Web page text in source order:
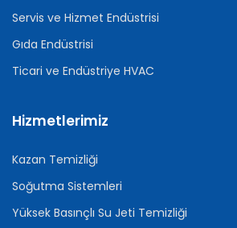
Servis ve Hizmet Endüstrisi
Gıda Endüstrisi
Ticari ve Endüstriye HVAC
Hizmetlerimiz
Kazan Temizliği
Soğutma Sistemleri
Yüksek Basınçlı Su Jeti Temizliği